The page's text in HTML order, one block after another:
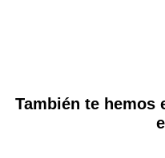
También te hemos